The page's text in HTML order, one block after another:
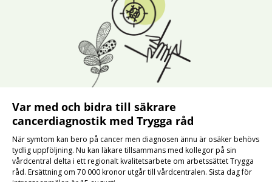
Var med och bidra till säkrare
cancerdiagnostik med Trygga råd
När symtom kan bero på cancer men diagnosen ännu är osäker behövs
tydlig uppföljning. Nu kan läkare tillsammans med kollegor på sin
vårdcentral delta i ett regionalt kvalitetsarbete om arbetssättet Trygga
råd. Ersättning om 70 000 kronor utgår till vårdcentralen. Sista dag för